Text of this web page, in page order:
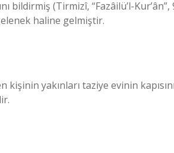
bildirmiş (Tirmizî, “Fazâilü’l-Kur’ân”,
haline gelmiştir.
kişinin yakınları taziye evinin